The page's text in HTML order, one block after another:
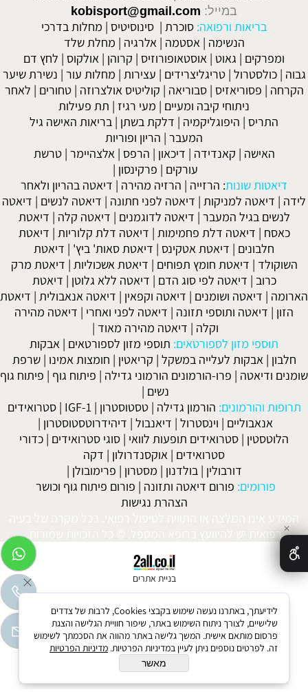
במייל: kobisport@gmail.com
בריאות ורפואה: סוכרת | סינוסיטיס | מחלות בדרכי
הנשימה | אסטמה | אלרגיה | מחלת שלד
ומפרקים | גאוט | אוסטאופורוזיס | קרוהן | אולקוס | לחץ דם
גבוה |כולסטרול |טריגליצרידים | עצירות | מחלות עור | נשירת שיער
הקרחה | פסוריאזיס |סבוריאה | קוליטיס אולצרוזה |טחורים | לאחר
ניתוחי קיבה ומעיים | מעי רגיז | תת פעילות
התריס | היפוגליקמיה | דלקת בשתן | בריאות האישה גיל
המעבר | הריון ופוריות
האישה | קאנדידה | דיכאון | הרפס | אלצהיימר |טרשת
עורקים | פרקינסון |
דיאטות שונות: הרזייה | הרזיה מהירה | דיאטה בהריון ולאחר
לידה | דיאטה למניקות | דיאטה לפני חתונה | דיאטה לנשים | דיאטה
לנשים בגיל המעבר | דיאטה לדוגמנים | דיאטה קלה | דיאטת
כאסח | דיאטה דלת פחמימות | דיאטה דלת קלוריות | דיאטת
חלבונים | דיאטת אטקינס | דיאטת סאות' ביץ' | דיאטת
השוקולד | דיאטת חומץ תפוחים | דיאטת אשכוליות | דיאטת מרק
כרוב | דיאטה לפי סוג הדם | דיאטה ללא גלוטן | דיאטת
הארומה | דיאטה ושומנים | דיאטה וקפאין | דיאטה אנאבולית | דיאטת
הזון | דיאטה ותוספי תזונה | דיאטה לפני ואחרי | דיאטה מהירה
וקלה | דיאטה מהירה מאוד |
תוספי מזון לספורטאים: תוספי מזון לספורטאים | אבקות
חלבון | אבקות לעלייה במשקל | קריאטין | חומצות אמינו |שרפת
שומנים ודיאטה | פרו-הורמונים הורמוני גדילה | פיתוח גוף | פיתוח גוף
נשים |
תרופות והורמונים: הורמון גדילה |טסטוסטרון |
IGF-1
|סטרואידים
אנאבוליים | וינסטרול | דיאנבול | דיהידרוטסטוסטרון |
הלוטסטין | סטרואידים תופעות לוואי | סוגי סטרואידים | כדורי
סטרואידים | אוקסנדרולון | דקה
דורבולין | בולדנון | מסטרון | פרימובולן |
פורומים: פורום דיאטה ותזונה | פורום פיתוח גוף וכושר
הצהרת נגישות
המידע אינו המלצה או התוויה לטיפול רפואי. בכל מקרה של בעיה
רפואית יש להיוועץ ברופא המטפל. © כל הזכויות שמורות.
בניית אתרים
✕
לידיעתך, באתרנו נעשה שימוש בקבצי Cookies, לרבות של צדדים
שלישיים, לצורך ניתוח השימוש באתר, שיפור חוויית הגלישה והצגת
פרסום מותאם אישית. המשך גלישה באתר מהווה את הסכמתך לשימוש
זה. לפרטים נוספים ניתן לעיין במדיניות הפרטיות. מדיניות הפרטיות
מאשר